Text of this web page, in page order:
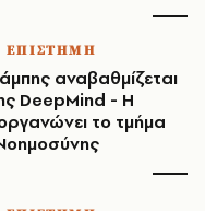
ΕΠΙΣΤΗΜΗ
αναβαθμίζεται
DeepMind - Η
το τμήμα